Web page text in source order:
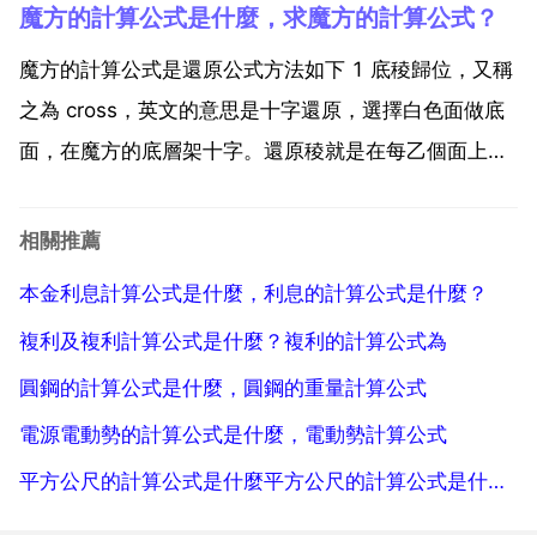
率2 營業稅稅率 無資質5 有資質3 計算方法 銷售收入
不含稅 x稅率3 附加稅 1...
魔方的計算公式是什麼，求魔方的計算公式？
魔方的計算公式是還原公式方法如下 1 底稜歸位，又稱
之為 cross，英文的意思是十字還原，選擇白色面做底
面，在魔方的底層架十字。還原稜就是在每乙個面上都
還第一層的,也就是在第一面上拼出個十字。2 底角歸
相關推薦
本金利息計算公式是什麼，利息的計算公式是什麼？
複利及複利計算公式是什麼？複利的計算公式為
圓鋼的計算公式是什麼，圓鋼的重量計算公式
電源電動勢的計算公式是什麼，電動勢計算公式
平方公尺的計算公式是什麼平方公尺的計算公式是什麼。